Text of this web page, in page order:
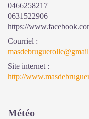
0466258217
0631522906
https://
Courriel :
Site internet :
http://
Météo